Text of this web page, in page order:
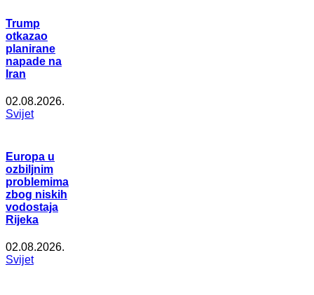
Trump
otkazao
planirane
napade na
Iran
02.08.2026.
Svijet
Europa u
ozbiljnim
problemima
zbog niskih
vodostaja
Rijeka
02.08.2026.
Svijet